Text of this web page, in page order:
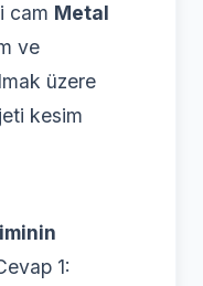
cam Metal
ve
üzere
kesim
1: